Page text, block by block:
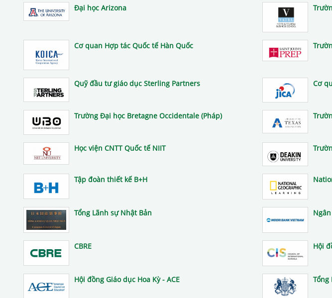
Đại học Arizona
Cơ quan Hợp tác Quốc tế Hàn Quốc
Quỹ đầu tư giáo dục Sterling Partners Cơ
Trường Đại học Bretagne Occidentale (Pháp)
Học viện CNTT Quốc tế NIIT
Tập đoàn thiết kế B+H
Tổng Lãnh sự Nhật Bản
CBRE Hội
Hội đồng Giáo dục Hoa Kỳ - ACE Tổng